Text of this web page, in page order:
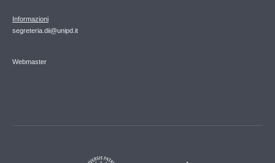
Informazioni
segreteria.dii@unipd.it
Webmaster